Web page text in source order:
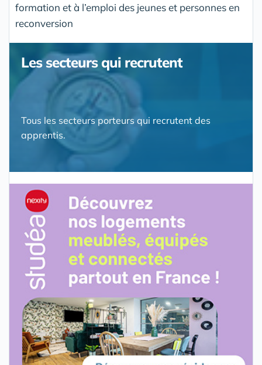
formation et à l’emploi des jeunes et personnes en
reconversion
Les secteurs qui recrutent
Tous les secteurs porteurs qui recrutent des
apprentis.